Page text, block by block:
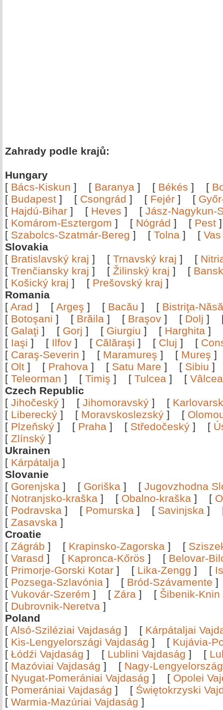
Zahrady podle krajů:
Hungary
[ Bács-Kiskun ] [ Baranya ] [ Békés ] [
[ Budapest ] [ Csongrád ] [ Fejér ] [
[ Hajdú-Bihar ] [ Heves ] [ Jász-Nagykun-
[ Komárom-Esztergom ] [ Nógrád ] [ Pest
[ Szabolcs-Szatmár-Bereg ] [ Tolna ] [ Vas
Slovakia
[ Bratislavský kraj ] [ Trnavský kraj ] [
[ Trenčiansky kraj ] [ Žilinský kraj ] [
[ Košický kraj ] [ Prešovský kraj ]
Romania
[ Arad ] [ Argeş ] [ Bacău ] [ Bistriţa-
[ Botoşani ] [ Brăila ] [ Braşov ] [ Dolj ]
[ Galaţi ] [ Gorj ] [ Giurgiu ] [ Harghita ]
[ Iaşi ] [ Ilfov ] [ Călăraşi ] [ Cluj ] [
[ Caraş-Severin ] [ Maramureş ] [ Mureş
[ Olt ] [ Prahova ] [ Satu Mare ] [ Sibiu
[ Teleorman ] [ Timiş ] [ Tulcea ] [
Czech Republic
[ Jihočeský ] [ Jihomoravský ] [
[ Liberecký ] [ Moravskoslezský ] [
[ Plzeňský ] [ Praha ] [ Středočeský ] [
[ Zlínský ]
Ukrainen
[ Kárpátalja ]
Slovanie
[ Gorenjska ] [ Goriška ] [ Jugovzhodna
[ Notranjsko-kraška ] [ Obalno-kraška ] [
[ Podravska ] [ Pomurska ] [ Savinjska ]
[ Zasavska ]
Croatie
[ Zágráb ] [ Krapinsko-Zagorska ] [
[ Varasd ] [ Kapronca-Kőrös ] [ Belovar-
[ Primorje-Gorski Kotar ] [ Lika-Zengg ] [
[ Pozsega-Szlavónia ] [ Bród-Szávamente
[ Vukovár-Szerém ] [ Zára ] [ Šibenik-Knin
[ Dubrovnik-Neretva ]
Poland
[ Alsó-Sziléziai Vajdaság ] [ Kárpátaljai
[ Kis-Lengyelországi Vajdaság ] [ Kujávia-
[ Łódźi Vajdaság ] [ Lublini Vajdaság ] [
[ Mazóviai Vajdaság ] [ Nagy-
[ Nyugat-Pomerániai Vajdaság ] [ Opolei
[ Pomerániai Vajdaság ] [ Świętokrzyski
[ Warmia-Mazúriai Vajdaság ]